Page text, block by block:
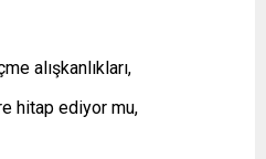
alışkanlıkları,
hitap ediyor mu,